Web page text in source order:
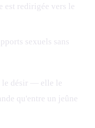
est redirigée vers le
sexuels sans
le désir — elle le
qu'entre un jeûne